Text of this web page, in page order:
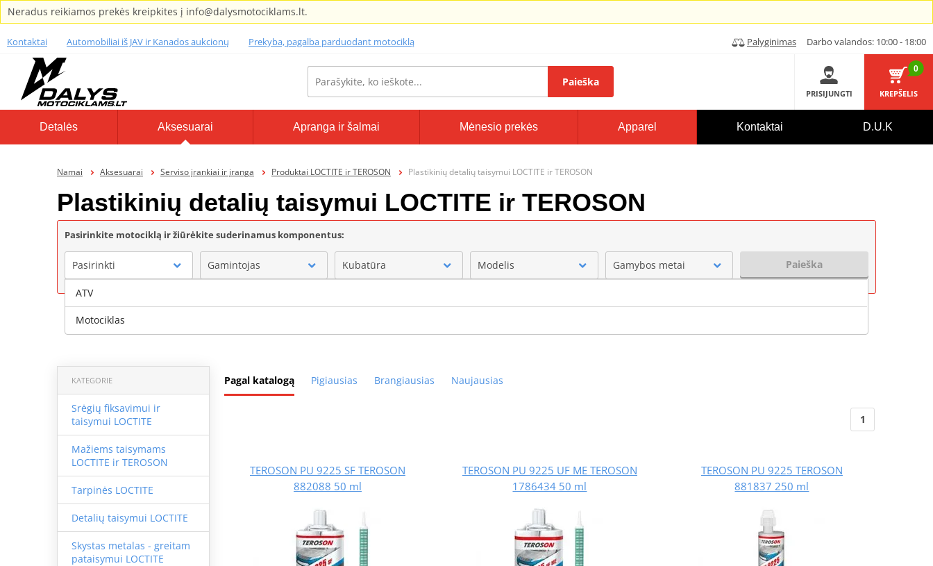
Neradus reikiamos prekės kreipkites į info@dalysmotociklams.lt.
Kontaktai Automobiliai iš JAV ir Kanados aukcionų Prekyba, pagalba parduodant motociklą Palyginimas Darbo valandos: 10:00 - 18:00
Paieška
PRISIJUNGTI
0
KREPŠELIS
Detalės Aksesuarai Apranga ir šalmai Mėnesio prekės Apparel Kontaktai D.U.K
Namai Aksesuarai Serviso įrankiai ir įranga Produktai LOCTITE ir TEROSON Plastikinių detalių taisymui LOCTITE ir TEROSON
Plastikinių detalių taisymui LOCTITE ir TEROSON
Pasirinkite motociklą ir žiūrėkite suderinamus komponentus:
Pasirinkti Gamintojas Kubatūra Modelis Gamybos metai Paieška
Pagal katalogą Pigiausias Brangiausias Naujausias
KATEGORIE
Srėgių fiksavimui ir
taisymui LOCTITE
Mažiems taisymams
LOCTITE ir TEROSON
Tarpinės LOCTITE
Detalių taisymui LOCTITE
Skystas metalas - greitam
pataisymui LOCTITE
1
TEROSON PU 9225 SF TEROSON
882088 50 ml
TEROSON PU 9225 UF ME TEROSON
1786434 50 ml
TEROSON PU 9225 TEROSON
881837 250 ml
ATV
Motociklas